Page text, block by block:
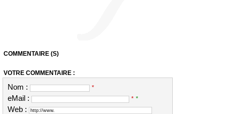
COMMENTAIRE (S)
VOTRE COMMENTAIRE :
Nom : *
eMail : * *
Web :